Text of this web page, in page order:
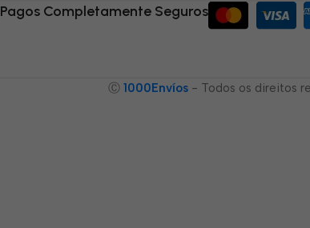
Pagos Completamente Seguros
Ⓒ 1000Envíos - Todos os direitos